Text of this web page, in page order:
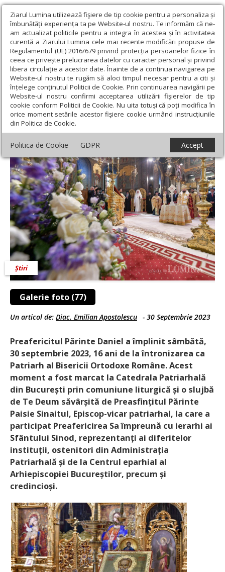
Ziarul Lumina utilizează fişiere de tip cookie pentru a personaliza și
îmbunătăți experiența ta pe Website-ul nostru. Te informăm că ne-
am actualizat politicile pentru a integra în acestea și în activitatea
curentă a Ziarului Lumina cele mai recente modificări propuse de
Regulamentul (UE) 2016/679 privind protecția persoanelor fizice în
ceea ce privește prelucrarea datelor cu caracter personal și privind
libera circulație a acestor date. Înainte de a continua navigarea pe
Website-ul nostru te rugăm să aloci timpul necesar pentru a citi și
înțelege conținutul Politicii de Cookie. Prin continuarea navigării pe
Website-ul nostru confirmi acceptarea utilizării fişierelor de tip
cookie conform Politicii de Cookie. Nu uita totuși că poți modifica în
orice moment setările acestor fişiere cookie urmând instrucțiunile
din Politica de Cookie.
Politica de Cookie GDPR Accept
Ziarul Lumina › Actualitate religioasă › Știri › 16 ani de
patriarhat ai Preafericitului Părinte Daniel
16 ani de patriarhat ai Preafericitului
Părinte Daniel
Galerie foto (77)
Știri
Un articol de: Diac. Emilian Apostolescu - 30 Septembrie 2023
Preafericitul Părinte Daniel a împlinit sâmbătă,
30 septembrie 2023, 16 ani de la întronizarea ca
Patriarh al Bisericii Ortodoxe Române. Acest
moment a fost marcat la Catedrala Patriarhală
din București prin comuniune liturgică și o slujbă
de Te Deum săvârșită de Preasfințitul Părinte
Paisie Sinaitul, Episcop-vicar patriarhal, la care a
participat Preafericirea Sa împreună cu ierarhi ai
Sfântului Sinod, reprezentanți ai diferitelor
instituții, ostenitori din Administrația
Patriarhală și de la Centrul eparhial al
Arhiepiscopiei Bucureștilor, precum și
credincioși.